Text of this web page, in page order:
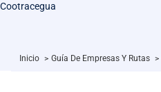
Cootracegua
Inicio > Guía De Empresas Y Rutas >